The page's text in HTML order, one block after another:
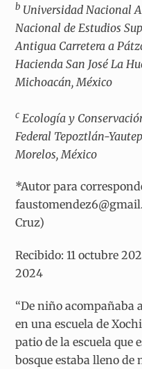
b Universidad Nacional
Nacional de Estudios
Antigua Carretera a
Hacienda San José La
Michoacán, México
c Ecología y
Federal Tepoztlán-
Morelos, México
*Autor para
Cruz)
Recibido: 11 octubre
2024
“De niño acompañaba
en una escuela de
patio de la escuela que
bosque estaba lleno